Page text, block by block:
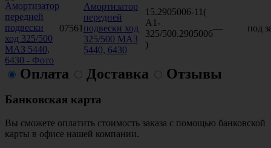
07561
Амортизатор
передней
подвески ход
325/500 МАЗ
5440, 6430
15.2905006-11(
А1-
325/500.2905006
)
— под
Оплата Доставка Отзывы
Банковская карта
Вы сможете оплатить стоимость заказа с помощью банковской
карты в офисе нашей компании.